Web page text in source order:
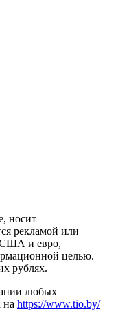
носит
рекламой или
США и евро,
целью.
рублях.
любых
на https://www.tio.by/